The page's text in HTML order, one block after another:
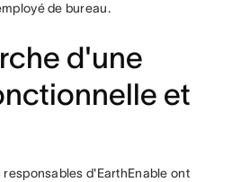
de bureau.
d'une
et
d'EarthEnable ont